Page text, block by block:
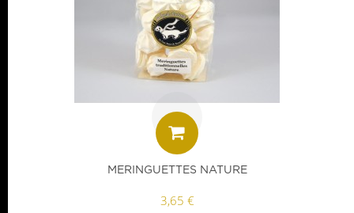
MERINGUETTES NATURE
3,65 €